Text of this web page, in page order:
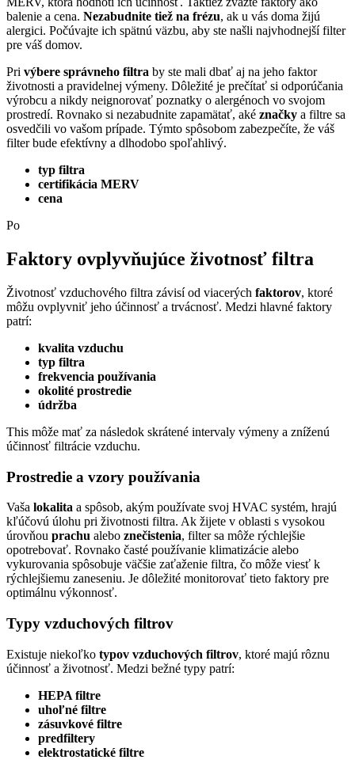
balenie a cena. Nezabudnite tiež na frézu, ak u vás doma žijú
alergici. Počúvajte ich spätnú väzbu, aby ste našli najvhodnejší filter
pre váš domov.
Pri výbere správneho filtra by ste mali dbať aj na jeho faktor
životnosti a pravidelnej výmeny. Dôležité je prečítať si odporúčania
výrobcu a nikdy neignorovať poznatky o alergénoch vo svojom
prostredí. Rovnako si nezabudnite zapamätať, aké značky a filtre sa
osvedčili vo vašom prípade. Týmto spôsobom zabezpečíte, že váš
filter bude efektívny a dlhodobo spoľahlivý.
typ filtra
certifikácia MERV
cena
Po
Faktory ovplyvňujúce životnosť filtra
Životnosť vzduchového filtra závisí od viacerých faktorov, ktoré
môžu ovplyvniť jeho účinnosť a trvácnosť. Medzi hlavné faktory
patrí:
kvalita vzduchu
typ filtra
frekvencia používania
okolité prostredie
údržba
This môže mať za následok skrátené intervaly výmeny a zníženú
účinnosť filtrácie vzduchu.
Prostredie a vzory používania
Vaša lokalita a spôsob, akým používate svoj HVAC systém, hrajú
kľúčovú úlohu pri životnosti filtra. Ak žijete v oblasti s vysokou
úrovňou prachu alebo znečistenia, filter sa môže rýchlejšie
opotrebovať. Rovnako časté používanie klimatizácie alebo
vykurovania spôsobuje väčšie zaťaženie filtra, čo môže viesť k
rýchlejšiemu zaneseniu. Je dôležité monitorovať tieto faktory pre
optimálnu výkonnosť.
Typy vzduchových filtrov
Existuje niekoľko typov vzduchových filtrov, ktoré majú rôznu
účinnosť a životnosť. Medzi bežné typy patrí:
HEPA filtre
uhoľné filtre
zásuvkové filtre
predfiltery
elektrostatické filtre